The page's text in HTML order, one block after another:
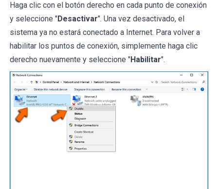
Haga clic con el botón derecho en cada punto de conexión
y seleccione "Desactivar". Una vez desactivado, el
sistema ya no estará conectado a Internet. Para volver a
habilitar los puntos de conexión, simplemente haga clic
derecho nuevamente y seleccione "Habilitar".